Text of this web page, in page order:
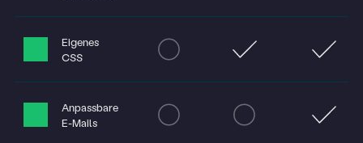
Hilfe
10 Jahre Türchen
Eigenes
CSS
Anpassbare
E-Mails